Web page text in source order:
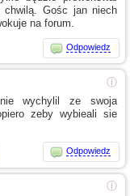
Gośc jan niech
na forum.
Odpowiedz
ⓘ
wychylilze swoja
zeby wybieali sie
Odpowiedz
ⓘ